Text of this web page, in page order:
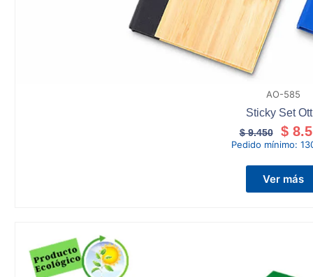
AO-585
Sticky Set
$9.450 $
Pedido mínimo:
Ver más